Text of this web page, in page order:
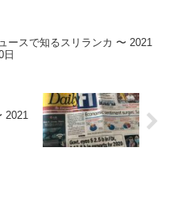
ースで知るスリランカ 〜 2021
日
2021